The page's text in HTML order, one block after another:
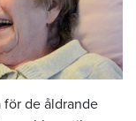
för de åldrande